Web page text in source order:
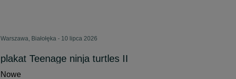
Warszawa, Białołęka - 10 lipca 2026
plakat Teenage ninja turtles II
Nowe